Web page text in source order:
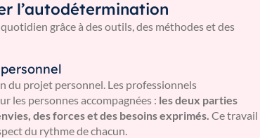
l’autodétermination
grâce à des outils, des méthodes et des
du projet personnel. Les professionnels
les personnes accompagnées : les deux parties
des forces et des besoins exprimés. Ce travail
du rythme de chacun.